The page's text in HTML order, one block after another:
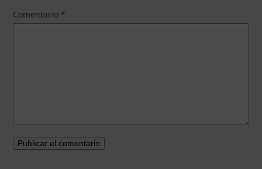
Comentario *